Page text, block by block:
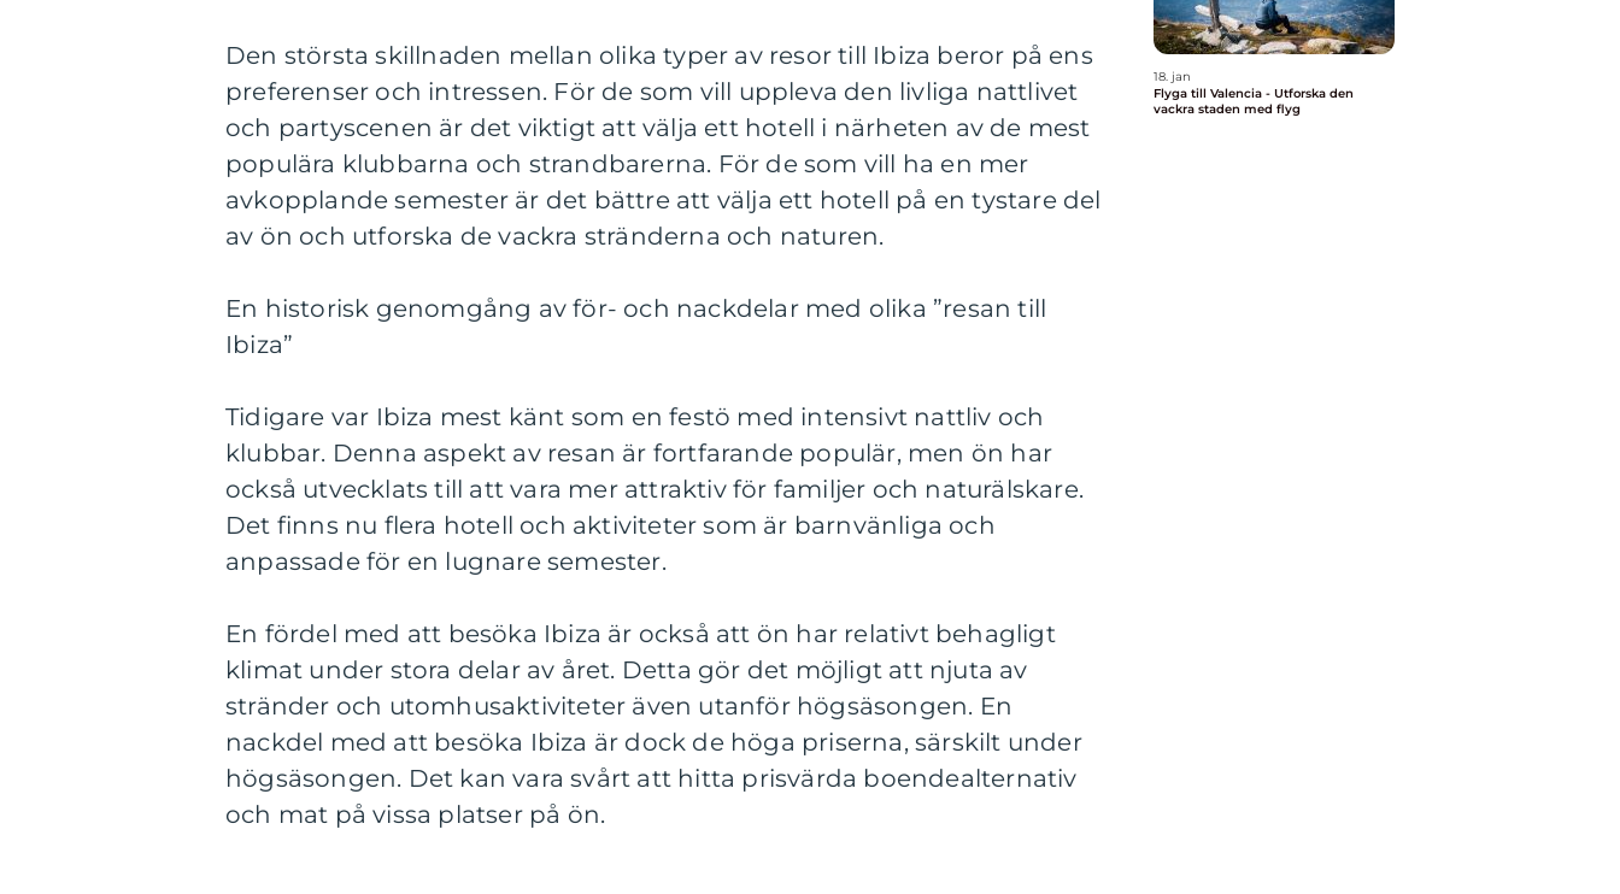
Den största skillnaden mellan olika typer av resor till Ibiza beror på ens
preferenser och intressen. För de som vill uppleva den livliga nattlivet
och partyscenen är det viktigt att välja ett hotell i närheten av de mest
populära klubbarna och strandbarerna. För de som vill ha en mer
avkopplande semester är det bättre att välja ett hotell på en tystare del
av ön och utforska de vackra stränderna och naturen.
En historisk genomgång av för- och nackdelar med olika ”resan till
Ibiza”
Tidigare var Ibiza mest känt som en festö med intensivt nattliv och
klubbar. Denna aspekt av resan är fortfarande populär, men ön har
också utvecklats till att vara mer attraktiv för familjer och naturälskare.
Det finns nu flera hotell och aktiviteter som är barnvänliga och
anpassade för en lugnare semester.
En fördel med att besöka Ibiza är också att ön har relativt behagligt
klimat under stora delar av året. Detta gör det möjligt att njuta av
stränder och utomhusaktiviteter även utanför högsäsongen. En
nackdel med att besöka Ibiza är dock de höga priserna, särskilt under
högsäsongen. Det kan vara svårt att hitta prisvärda boendealternativ
och mat på vissa platser på ön.
18. jan
Flyga till Valencia - Utforska den
vackra staden med flyg